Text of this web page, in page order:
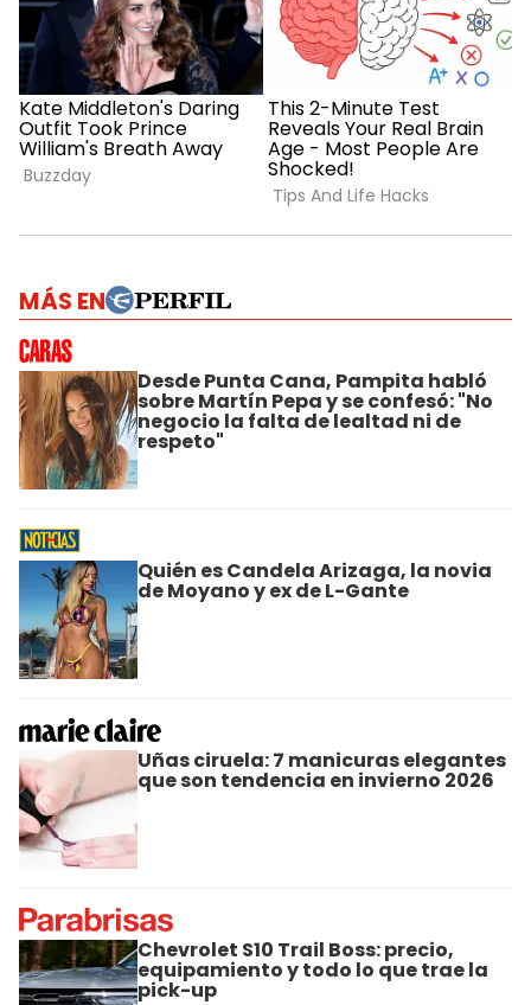
MÁS EN
Desde Punta Cana, Pampita habló
sobre Martín Pepa y se confesó: "No
negocio la falta de lealtad ni de
respeto"
Quién es Candela Arizaga, la novia
de Moyano y ex de L-Gante
Uñas ciruela: 7 manicuras elegantes
que son tendencia en invierno 2026
Chevrolet S10 Trail Boss: precio,
equipamiento y todo lo que trae la
pick-up